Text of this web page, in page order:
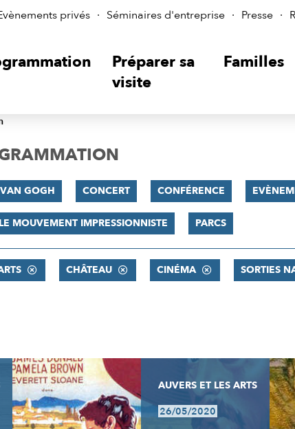
privés Séminaires d'entreprise Presse
Préparer sa
visite
Familles
GOGH CONCERT CONFÉRENCE
LE MOUVEMENT IMPRESSIONNISTE PARCS
CHÂTEAU CINÉMA SORTIES
AUVERS ET LES ARTS
26/05/2020